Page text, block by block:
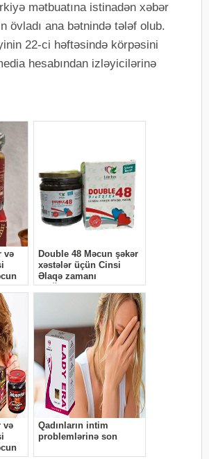
mətbuatına istinadən xəbər
övladı ana bətnində tələf olub.
22-ci həftəsində körpəsini
hesabından izləyicilərinə